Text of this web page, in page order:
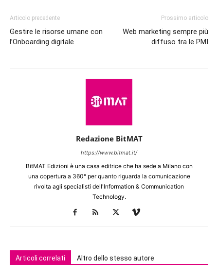
Articolo precedente
Gestire le risorse umane con
l’Onboarding digitale
Prossimo articolo
Web marketing sempre più
diffuso tra le PMI
Redazione BitMAT
https://www.bitmat.it/
BitMAT Edizioni è una casa editrice che ha sede a Milano con
una copertura a 360° per quanto riguarda la comunicazione
rivolta agli specialisti dell'lnformation & Communication
Technology.
Articoli correlati Altro dello stesso autore